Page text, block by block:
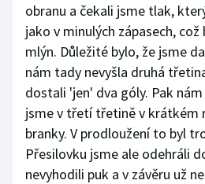
obranu a čekali jsme tlak,
jako v minulých zápasech, což
mlýn. Důležité bylo, že jsme
nám tady nevyšla druhá
dostali 'jen' dva góly. Pak
jsme v třetí třetině v krátkém
branky. V prodloužení to byl
Přesilovku jsme ale odehráli
nevyhodili puk a v závěru už